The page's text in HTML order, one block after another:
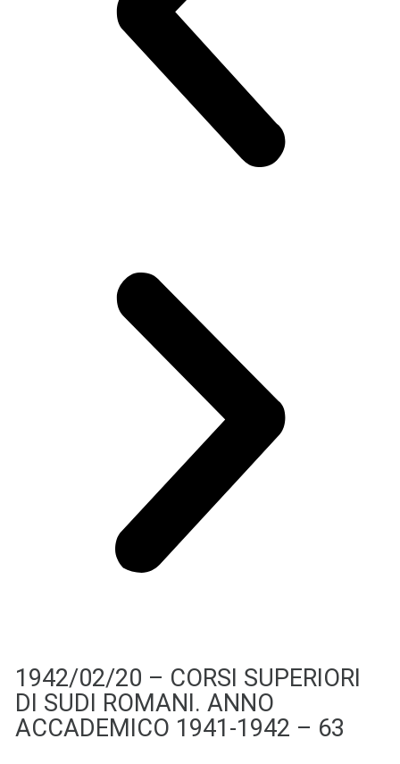
1942/02/20 – CORSI SUPERIORI
DI SUDI ROMANI. ANNO
ACCADEMICO 1941-1942 – 63